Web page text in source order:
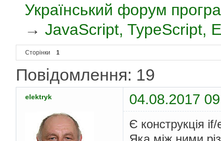
Український форум
→JavaScript, TypeScript,
Сторінки 1
Повідомлення: 19
elektryk 04.08.2017
Є конструкція